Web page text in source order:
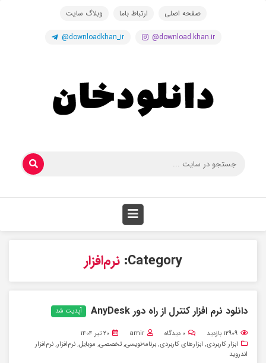
صفحه اصلی ارتباط باما وبلاگ سایت
@download.khan.ir
@downloadkhan_ir
Category: نرم‌افزار
دانلود نرم افزار کنترل از راه دور AnyDesk آپدیت شد
۱۲۹۰۹ بازدید ۰ دیدگاه amir
۲۰ تیر ۱۴۰۴
ابزار کاربردی, ابزارهای کاربردی,برنامه‌نویسی,تخصصی, موبایل,نرم‌افزار,نرم‌افزار
اندروید